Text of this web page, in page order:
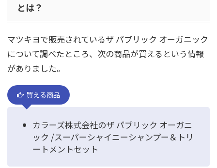
とは？
マツキヨで販売されているザ パブリック オーガニック
について調べたところ、次の商品が買えるという情報
がありました。
買える商品
カラーズ株式会社のザ パブリック オーガニ
ック /スーパーシャイニーシャンプー＆トリ
ートメントセット